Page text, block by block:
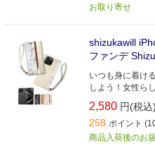
お取り寄せ
shizukawill
ファンデ
いつも身に着け
しよう！女性ら
ケース
2,580 円(税込)
258 ポイント
商品入荷後のお